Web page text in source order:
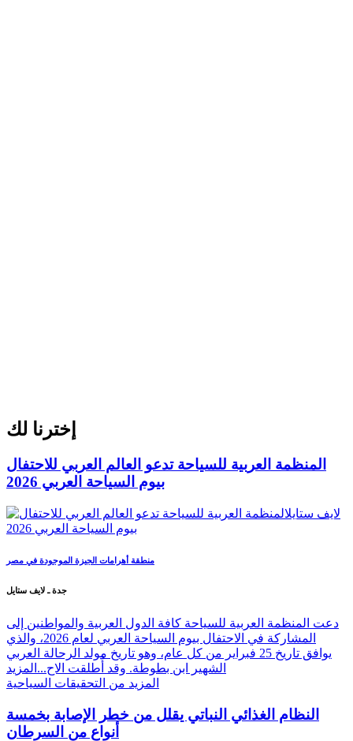
إخترنا لك
المنظمة العربية للسياحة تدعو العالم العربي للاحتفال
بيوم السياحة العربي 2026
منطقة أهرامات الجيزة الموجودة في مصر
جدة ـ لايف ستايل
دعت المنظمة العربية للسياحة كافة الدول العربية والمواطنين إلى
المشاركة في الاحتفال بيوم السياحة العربي لعام 2026، والذي
يوافق تاريخ 25 فبراير من كل عام، وهو تاريخ مولد الرحالة العربي
الشهير ابن بطوطة. وقد أُطلقت الاح... المزيد
المزيد من التحقيقات السياحية
النظام الغذائي النباتي يقلل من خطر الإصابة بخمسة
أنواع من السرطان